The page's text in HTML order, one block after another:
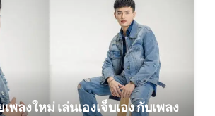
พลงใหม่ เล่นเองเจ็บเอง กับเพลง